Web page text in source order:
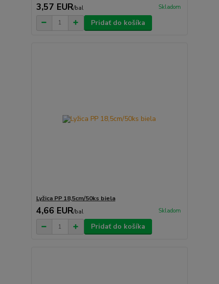
3,57 EUR/bal Skladom
Pridať do košíka
Lyžica PP 18,5cm/50ks biela
4,66 EUR/bal Skladom
Pridať do košíka